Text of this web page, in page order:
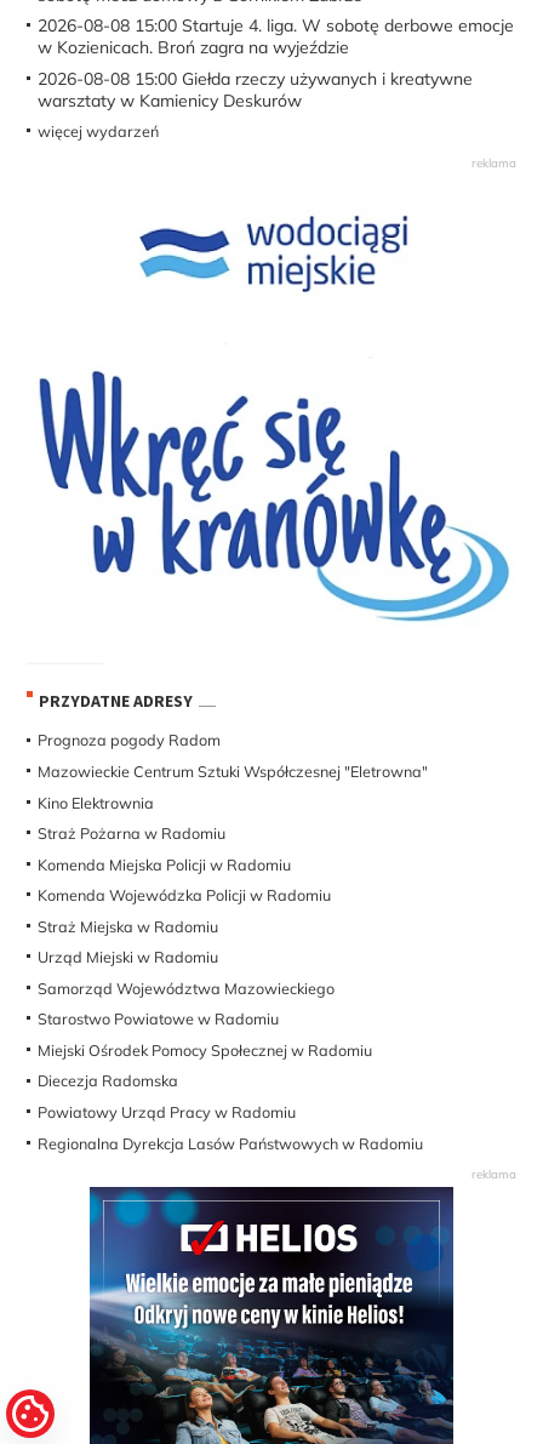
2026-08-08 15:00 Startuje 4. liga. W sobotę derbowe emocje
w Kozienicach. Broń zagra na wyjeździe
2026-08-08 15:00 Giełda rzeczy używanych i kreatywne
warsztaty w Kamienicy Deskurów
więcej wydarzeń
PRZYDATNE ADRESY
Prognoza pogody Radom
Mazowieckie Centrum Sztuki Współczesnej "Eletrowna"
Kino Elektrownia
Straż Pożarna w Radomiu
Komenda Miejska Policji w Radomiu
Komenda Wojewódzka Policji w Radomiu
Straż Miejska w Radomiu
Urząd Miejski w Radomiu
Samorząd Województwa Mazowieckiego
Starostwo Powiatowe w Radomiu
Miejski Ośrodek Pomocy Społecznej w Radomiu
Diecezja Radomska
Powiatowy Urząd Pracy w Radomiu
Regionalna Dyrekcja Lasów Państwowych w Radomiu